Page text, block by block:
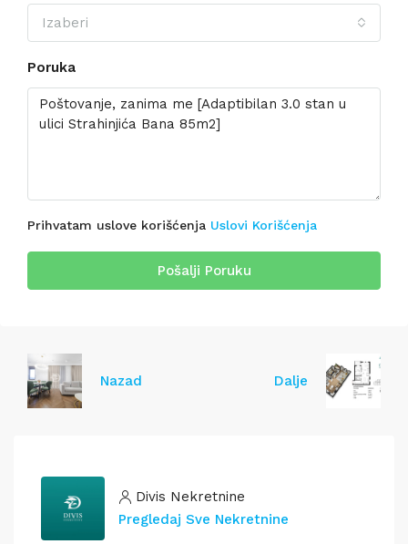
Izaberi
Poruka
Prihvatam uslove korišćenja Uslovi Korišćenja
Pošalji Poruku
Nazad Dalje
Divis Nekretnine
Pregledaj Sve Nekretnine